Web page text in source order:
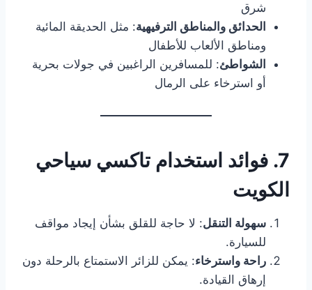
شرق
الحدائق والمناطق الترفيهية: مثل الحديقة المائية
ومناطق الألعاب للأطفال
الشواطئ: للمسافرين الراغبين في جولات بحرية
أو استرخاء على الرمال
7. فوائد استخدام تاكسي سياحي
الكويت
سهولة التنقل: لا حاجة للقلق بشأن إيجاد مواقف
للسيارة.
راحة واسترخاء: يمكن للزائر الاستمتاع بالرحلة دون
إرهاق القيادة.